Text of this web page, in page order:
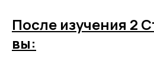
После изучения 2
вы: